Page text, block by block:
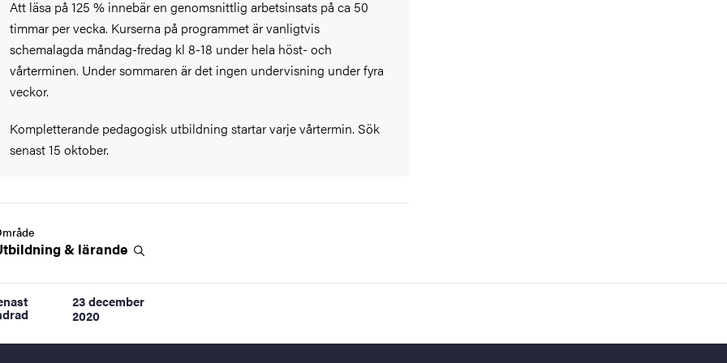
Att läsa på 125 % innebär en genomsnittlig arbetsinsats på ca 50
timmar per vecka. Kurserna på programmet är vanligtvis
schemalagda måndag-fredag kl 8-18 under hela höst- och
vårterminen. Under sommaren är det ingen undervisning under fyra
veckor.
Kompletterande pedagogisk utbildning startar varje vårtermin. Sök
senast 15 oktober.
& lärande
23 december
2020